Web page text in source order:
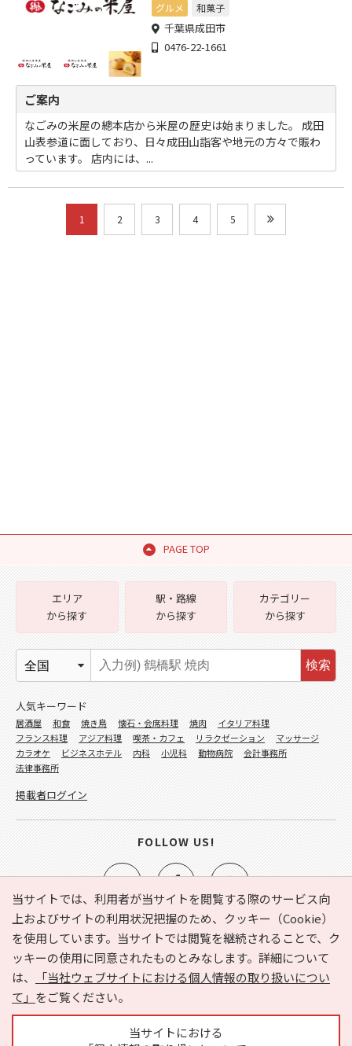
グルメ 和菓子
千葉県成田市
0476-22-1661
ご案内
なごみの米屋の總本店から米屋の歴史は始まりました。 成田
山表参道に面しており、日々成田山詣客や地元の方々で賑わ
っています。 店内には、...
1 2 3 4 5
PAGE TOP
当サイトでは、利用者が当サイトを閲覧する際のサービス向
上およびサイトの利用状況把握のため、クッキー（Cookie）
を使用しています。当サイトでは閲覧を継続されることで、ク
ッキーの使用に同意されたものとみなします。詳細について
は、
「当社ウェブサイトにおける個人情報の取り扱いについ
て」 をご覧ください。
当サイトにおける
e-NAVITA（イーナビタ）とは？ お気に入り
ヘルプ
利用規約
個人情報の取り扱いについて
運営会社
サイトマップ
広告掲載に関するお問い合わせ
エリア
から探す
駅・路線
から探す
カテゴリー
から探す
検索
人気キーワード
居酒屋 和食 焼き鳥 懐石・会席料理 焼肉
イタリア料理
フランス料理
アジア料理 喫茶・カフェ リラクゼーション
マッサージ
カラオケ
ビジネスホテル 内科 小児科 動物病院
会計事務所
法律事務所
掲載者ログイン
FOLLOW US!